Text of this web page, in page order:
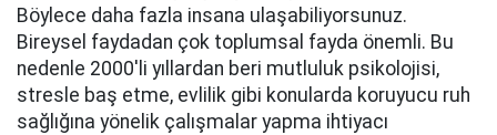
Böylece daha fazla insana ulaşabiliyorsunuz.
Bireysel faydadan çok toplumsal fayda önemli. Bu
nedenle 2000'li yıllardan beri mutluluk psikolojisi,
stresle baş etme, evlilik gibi konularda koruyucu ruh
sağlığına yönelik çalışmalar yapma ihtiyacı